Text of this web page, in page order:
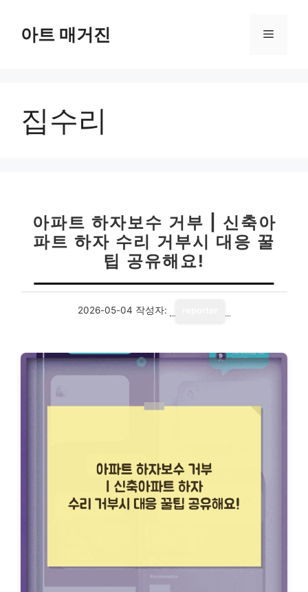
아트 매거진 메
집수리
아파트 하자보수 거부 | 신축아
파트 하자 수리 거부시 대응 꿀
팁 공유해요!
2026-05-04 작성자: